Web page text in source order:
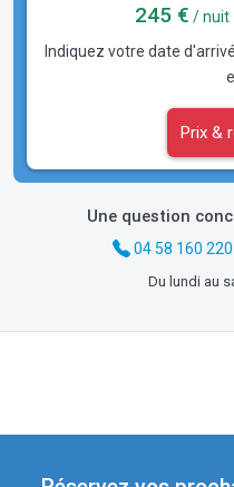
245 € / nuit
Indiquez votre date
Prix &
Une question
04 58 160 220
Du lundi au